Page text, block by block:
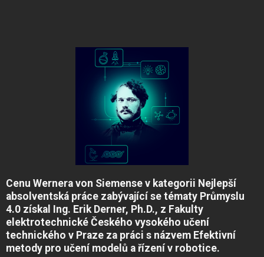
Cenu Wernera von Siemense v kategorii Nejlepší
absolventská práce zabývající se tématy Průmyslu
4.0 získal Ing. Erik Derner, Ph.D., z Fakulty
elektrotechnické Českého vysokého učení
technického v Praze za práci s názvem Efektivní
metody pro učení modelů a řízení v robotice.